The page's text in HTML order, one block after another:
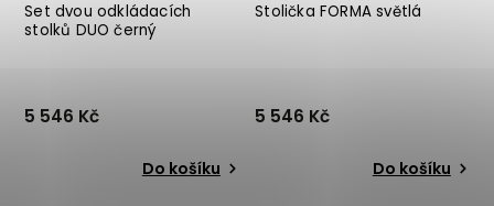
Set dvou odkládacích
stolků DUO černý
5 546 Kč
Do košíku
Stolička FORMA světlá
5 546 Kč
Do košíku